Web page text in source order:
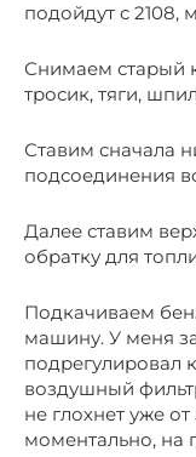
подойдут с
Снимаем старый
тросик, тяги,
Ставим сначала
подсоединения
Далее ставим
обратку для
Подкачиваем
машину. У меня
подрегулировал
воздушный
не глохнет уже
моментально, на